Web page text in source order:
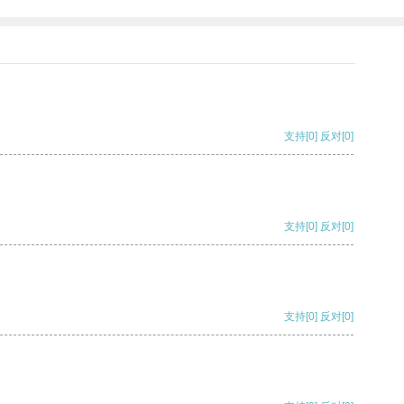
支持[0] 反对[0]
支持[0] 反对[0]
支持[0] 反对[0]